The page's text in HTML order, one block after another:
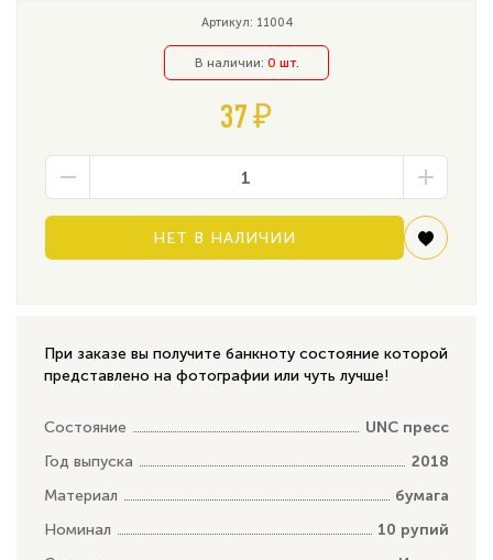
Артикул: 11004
В наличии: 0 шт.
37 ₽
НЕТ В НАЛИЧИИ
При заказе вы получите банкноту состояние которой
представлено на фотографии или чуть лучше!
Состояние
UNC пресс
Год выпуска
2018
Материал
бумага
Номинал
10 рупий